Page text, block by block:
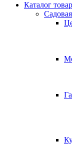
Каталог